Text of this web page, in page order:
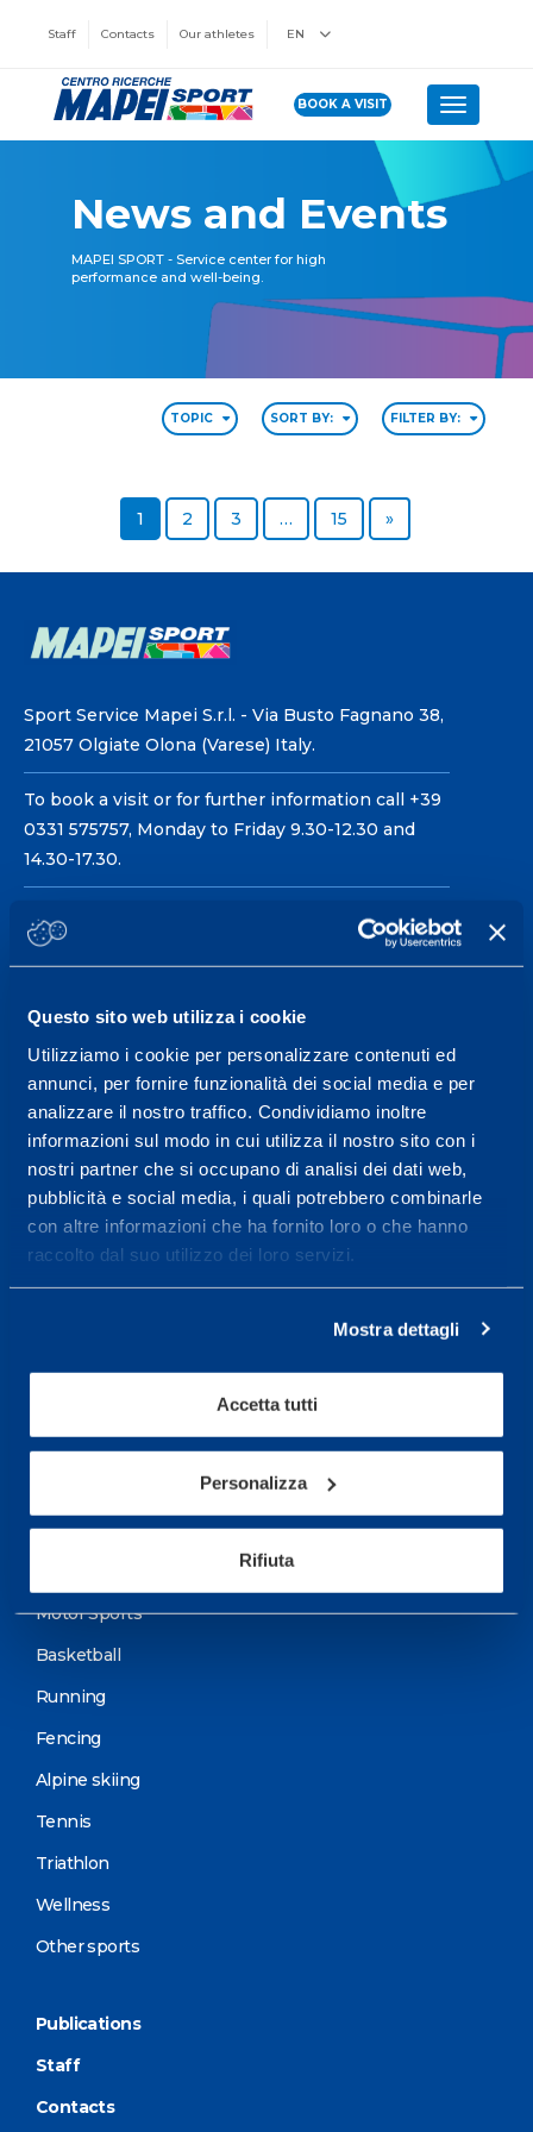
Questo sito web utilizza i cookie
Utilizziamo i cookie per personalizzare contenuti ed
annunci, per fornire funzionalità dei social media e per
analizzare il nostro traffico. Condividiamo inoltre
informazioni sul modo in cui utilizza il nostro sito con i
nostri partner che si occupano di analisi dei dati web,
pubblicità e social media, i quali potrebbero combinarle
con altre informazioni che ha fornito loro o che hanno
raccolto dal suo utilizzo dei loro servizi.
Mostra dettagli
Accetta tutti
Personalizza
Rifiuta
Staff Contacts Our athletes EN
BOOK A VISIT Toggle
News and Events
MAPEI SPORT - Service center for high
performance and well-being.
TOPIC SORT BY: FILTER BY:
Page
1 Page
2 Page
3 … Page
15 »Next page
Sport Service Mapei S.r.l. - Via Busto Fagnano 38,
21057 Olgiate Olona (Varese) Italy.
To book a visit or for further information call +39
0331 575757, Monday to Friday 9.30-12.30 and
14.30-17.30.
RECEPTION OPENING HOURS
From Monday to Friday
08.30 - 18.30
Service center for high
performance and well-
being.
More informations
Soccer
Motor Sports
Basketball
Running
Fencing
Alpine skiing
Tennis
Triathlon
Wellness
Other sports
Publications
Staff
Contacts